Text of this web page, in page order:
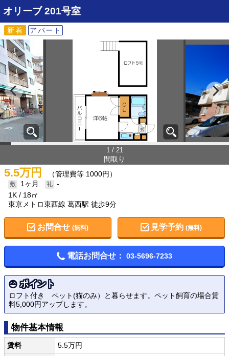
オリーブ201号室
新着 アパート
1 / 21
間取り
5.5万円 （管理費等 1000円）
1ヶ月
-
1K
18㎡
東京メトロ東西線 葛西駅 徒歩9分
お問合せ (無料) 見学予約(無料)
電話お問合せ： 03-5696-7233
ポイント
ロフト付き ペット(猫のみ）と暮らせます。ペット飼育の場合賃
料5,000円アップします。
物件基本情報
賃料
5.5万円